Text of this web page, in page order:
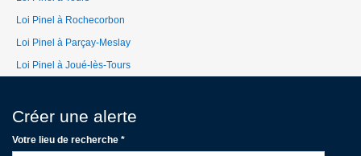
Loi Pinel à Rochecorbon
Loi Pinel à Parçay-Meslay
Loi Pinel à Joué-lès-Tours
Créer une alerte
Votre lieu de recherche *